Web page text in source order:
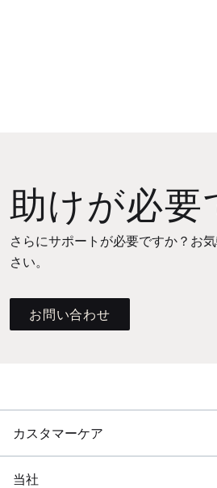
助けが必要
さらにサポートが必要ですか？お
さい。
お問い合わせ
カスタマーケア
当社